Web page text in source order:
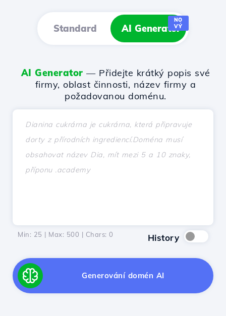
Standard AI Generator
NO
VÝ
AI Generator — Přidejte krátký popis své
firmy, oblast činnosti, název firmy a
požadovanou doménu.
Min: 25 | Max: 500 | Chars: 0 History
Generování domén AI